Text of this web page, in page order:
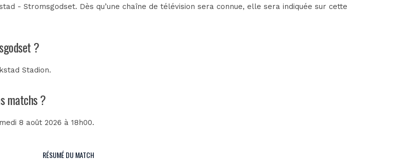
- Stromsgodset. Dès qu’une chaîne de télévision sera connue, elle sera indiquée sur cette
?
Stadion.
matchs ?
8 août 2026 à 18h00.
RÉSUMÉ DU MATCH